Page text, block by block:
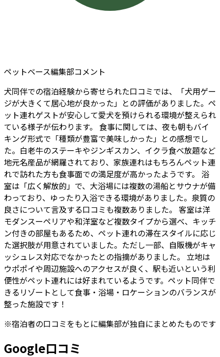
ペットベース編集部コメント
犬同伴での宿泊経験から寄せられた口コミでは、「犬用ゲー
ジが大きくて居心地が良かった」との評価がありました。ペ
ット連れゲストが安心して愛犬を預けられる環境が整えられ
ている様子が伝わります。 食事に関しては、夜も朝もバイ
キング形式で「種類が豊富で美味しかった」との感想でし
た。白老牛のステーキやジンギスカン、イクラ食べ放題など
地元名産品が網羅されており、家族連れはもちろんペット連
れで訪れた方も食事面での満足度が高かったようです。 浴
室は「広く解放的」で、大浴場には複数の湯船とサウナが備
わっており、ゆったり入浴できる環境がありました。泉質の
良さについて言及する口コミも複数ありました。 客室は洋
モダンスーペリアや和洋室など複数タイプから選べ、キッチ
ン付きの部屋もあるため、ペット連れの滞在スタイルに応じ
た選択肢が用意されていました。ただし一部、自販機がキャ
ッシュレス対応でなかったとの指摘がありました。 立地は
ウポポイや周辺施設へのアクセスが良く、駅も近いという利
便性がペット連れには好まれているようです。ペット同伴で
きるリゾートとして食事・浴場・ロケーションのバランスが
整った施設です！
※宿泊者の口コミをもとに編集部が独自にまとめたものです
Google口コミ